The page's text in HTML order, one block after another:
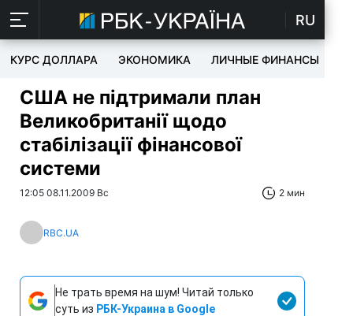
RU
КУРС ДОЛЛАРА ЭКОНОМИКА ЛИЧНЫЕ ФИНАНСЫ
США не підтримали план
Великобританії щодо
стабілізації фінансової
системи
12:05 08.11.2009 Вс 2 мин
RBC.UA
Не трать время на шум! Читай только
суть из РБК-Украина в Google